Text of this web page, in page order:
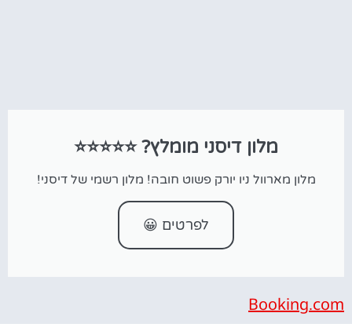
מלון דיסני מומלץ? ⭐⭐⭐⭐⭐
מלון מארוול ניו יורק פשוט חובה! מלון רשמי של דיסני!
לפרטים 😀
Booking.com